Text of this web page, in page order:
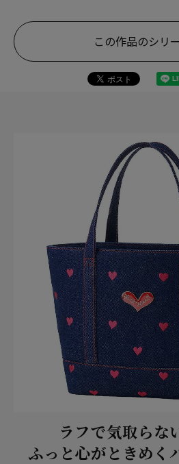
この作品のシリ
ラフで気取らな
ふっと心がときめく